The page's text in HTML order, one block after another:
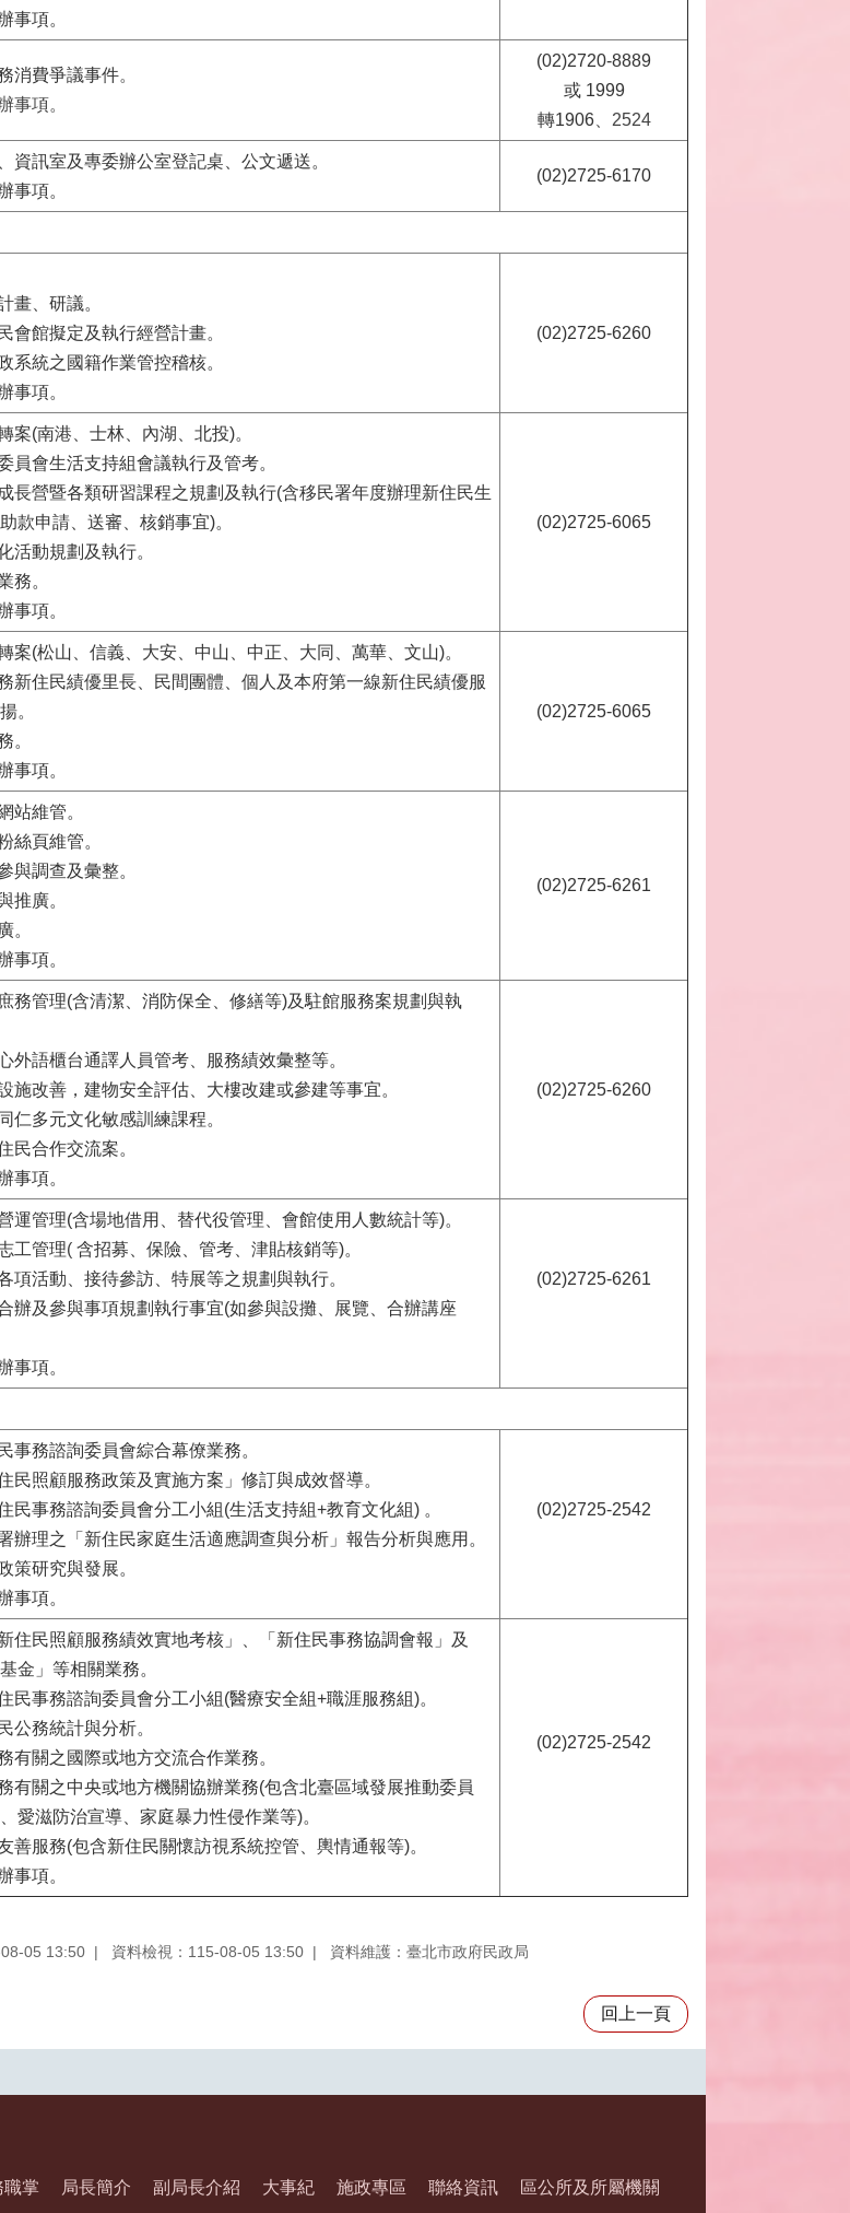
事項。
消費爭議事件。
事項。
(02)2720-8889
或 1999
轉1906、2524
資訊室及專委辦公室登記桌、公文遞送。
事項。
(02)2725-6170
畫、研議。
會館擬定及執行經營計畫。
系統之國籍作業管控稽核。
事項。
(02)2725-6260
案(南港、士林、內湖、北投)。
員會生活支持組會議執行及管考。
長營暨各類研習課程之規劃及執行(含移民署年度辦理新住民生
款申請、送審、核銷事宜)。
活動規劃及執行。
務。
事項。
(02)2725-6065
案(松山、信義、大安、中山、中正、大同、萬華、文山)。
新住民績優里長、民間團體、個人及本府第一線新住民績優服
。
。
事項。
(02)2725-6065
站維管。
絲頁維管。
與調查及彙整。
推廣。
。
事項。
(02)2725-6261
務管理(含清潔、消防保全、修繕等)及駐館服務案規劃與執
外語櫃台通譯人員管考、服務績效彙整等。
施改善，建物安全評估、大樓改建或參建等事宜。
仁多元文化敏感訓練課程。
民合作交流案。
事項。
(02)2725-6260
運管理(含場地借用、替代役管理、會館使用人數統計等)。
工管理( 含招募、保險、管考、津貼核銷等)。
項活動、接待參訪、特展等之規劃與執行。
辦及參與事項規劃執行事宜(如參與設攤、展覽、合辦講座
事項。
(02)2725-6261
事務諮詢委員會綜合幕僚業務。
民照顧服務政策及實施方案」修訂與成效督導。
民事務諮詢委員會分工小組(生活支持組+教育文化組) 。
辦理之「新住民家庭生活適應調查與分析」報告分析與應用。
策研究與發展。
事項。
(02)2725-2542
住民照顧服務績效實地考核」、「新住民事務協調會報」及
金」等相關業務。
民事務諮詢委員會分工小組(醫療安全組+職涯服務組)。
公務統計與分析。
有關之國際或地方交流合作業務。
有關之中央或地方機關協辦業務(包含北臺區域發展推動委員
愛滋防治宣導、家庭暴力性侵作業等)。
善服務(包含新住民關懷訪視系統控管、輿情通報等)。
事項。
(02)2725-2542
05 13:50 資料檢視：115-08-05 13:50 資料維護：臺北市政府民政局
回上一頁
職掌 局長簡介 副局長介紹 大事紀 施政專區 聯絡資訊 區公所及所屬機關